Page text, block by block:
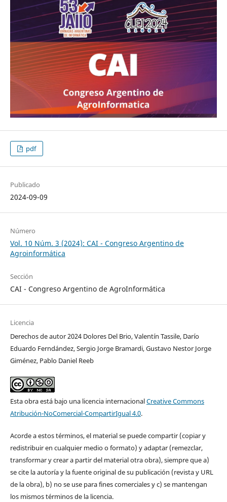
pdf
Publicado
2024-09-09
Número
Vol. 10 Núm. 3 (2024): CAI - Congreso Argentino de
Agroinformática
Sección
CAI - Congreso Argentino de AgroInformática
Licencia
Derechos de autor 2024 Dolores Del Brio, Valentín Tassile, Darío
Eduardo Ferndández, Sergio Jorge Bramardi, Gustavo Nestor Jorge
Giménez, Pablo Daniel Reeb
Esta obra está bajo una licencia internacionalCreative Commons
Atribución-NoComercial-CompartirIgual 4.0.
Acorde a estos términos, el material se puede compartir (copiar y
redistribuir en cualquier medio o formato) y adaptar (remezclar,
transformar y crear a partir del material otra obra), siempre que a)
se cite la autoría y la fuente original de su publicación (revista y URL
de la obra), b) no se use para fines comerciales y c) se mantengan
los mismos términos de la licencia.